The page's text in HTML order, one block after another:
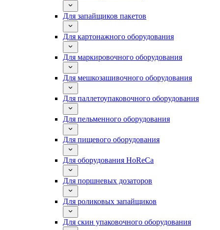
Для запайщиков пакетов
Для картонажного оборудования
Для маркировочного оборудования
Для мешкозашивочного оборудования
Для паллетоупаковочного оборудования
Для пельменного оборудования
Для пищевого оборудования
Для оборудования HoReCa
Для поршневых дозаторов
Для роликовых запайщиков
Для скин упаковочного оборудования